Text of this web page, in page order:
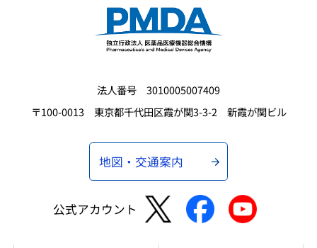
法人番号 3010005007409
〒100-0013 東京都千代田区霞が関3-3-2 新霞が関ビル
地図・交通案内
公式アカウント